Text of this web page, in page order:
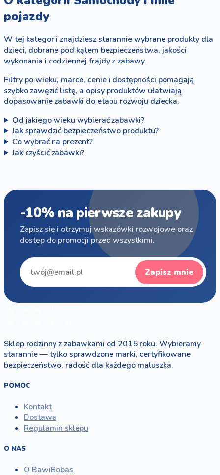
pojazdy
W tej kategorii znajdziesz starannie wybrane produkty dla
dzieci, dobrane pod kątem bezpieczeństwa, jakości
wykonania i codziennej frajdy z zabawy.
Filtry po wieku, marce, cenie i dostępności pomagają
szybko zawęzić listę, a opisy produktów ułatwiają
dopasowanie zabawki do etapu rozwoju dziecka.
Od jakiego wieku wybierać zabawki?
Jak sprawdzić bezpieczeństwo produktu?
Co wybrać na prezent?
Jak czyścić zabawki?
-10% na pierwsze zakupy
Zapisz się i otrzymuj wskazówki rozwojowe oraz
dostęp do promocji przed wszystkimi.
Zapisz mnie
Sklep rodzinny z zabawkami od 2015 roku. Wybieramy
starannie — tylko sprawdzone marki, certyfikowane
bezpieczeństwo, radość dla każdego maluszka.
POMOC
Kontakt
Dostawa
Regulamin sklepu
O NAS
O BawiBobas